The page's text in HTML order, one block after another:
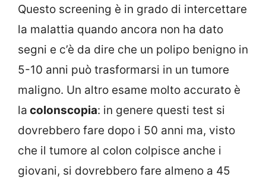
Questo screening è in grado di intercettare
la malattia quando ancora non ha dato
segni e c’è da dire che un polipo benigno in
5-10 anni può trasformarsi in un tumore
maligno. Un altro esame molto accurato è
la colonscopia: in genere questi test si
dovrebbero fare dopo i 50 anni ma, visto
che il tumore al colon colpisce anche i
giovani, si dovrebbero fare almeno a 45